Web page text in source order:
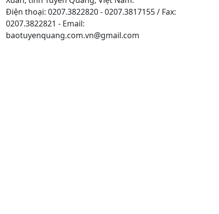
Điện thoại: 0207.3822820 - 0207.3817155 / Fax:
0207.3822821 - Email:
baotuyenquang.com.vn@gmail.com